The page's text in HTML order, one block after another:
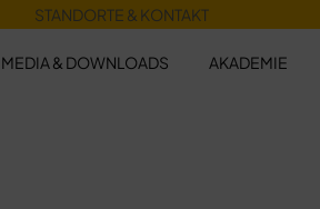
STANDORTE & KONTAKT
MEDIA & DOWNLOADS AKADEMIE